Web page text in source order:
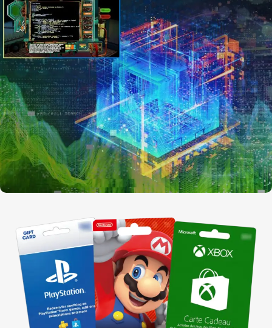
Parcourir
Flash, Glich, Jeux, ...
Parcourir